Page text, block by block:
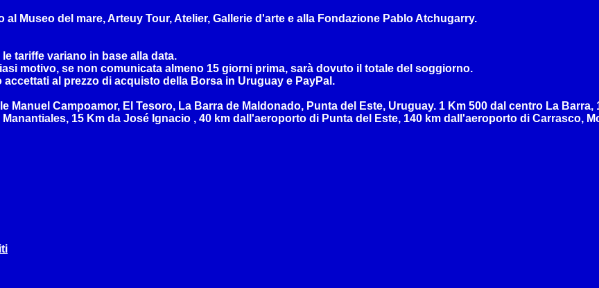
Museo del mare, Arteuy Tour, Atelier, Gallerie d'arte e alla Fondazione Pablo Atchugarry.
tariffe variano in base alla data.
motivo, se non comunicata almeno 15 giorni prima, sarà dovuto il totale del soggiorno.
al prezzo di acquisto della Borsa in Uruguay e PayPal.
Campoamor, El Tesoro, La Barra de Maldonado, Punta del Este, Uruguay. 1 Km 500 dal centro La
15 Km da José Ignacio , 40 km dall'aeroporto di Punta del Este, 140 km dall'aeroporto di Carrasco,